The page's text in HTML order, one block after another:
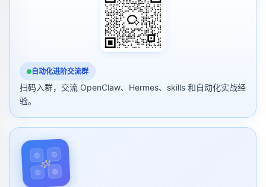
自动化进阶交流群
扫码入群，交流 OpenClaw、Hermes、skills 和自动化实战经
验。